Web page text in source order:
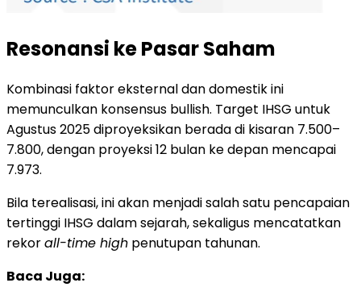
Resonansi ke Pasar Saham
Kombinasi faktor eksternal dan domestik ini
memunculkan konsensus bullish. Target IHSG untuk
Agustus 2025 diproyeksikan berada di kisaran 7.500–
7.800, dengan proyeksi 12 bulan ke depan mencapai
7.973.
Bila terealisasi, ini akan menjadi salah satu pencapaian
tertinggi IHSG dalam sejarah, sekaligus mencatatkan
rekorall-time high penutupan tahunan.
Baca Juga: